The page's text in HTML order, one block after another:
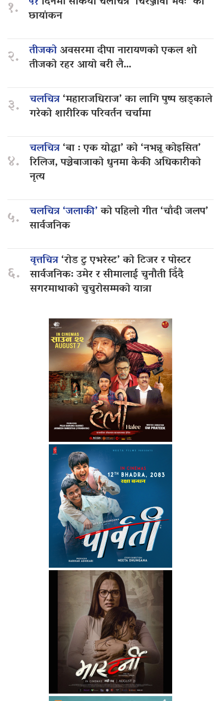
१. छायांकन
२. तीजकोअवसरमा दीपा नारायणको एकल शो
तीजको रहर आयो बरी लै…
३. चलचित्र‘महाराजधिराज’ का लागि पुष्प खड्काले
गरेको शारीरिक परिवर्तन चर्चामा
४.
चलचित्र‘बा : एक योद्धा’ को ‘नभन्नू कोइसित’
रिलिज, पञ्चेबाजाको धुनमा केकी अधिकारीको
नृत्य
५. चलचित्र ‘जलाकी’को पहिलो गीत ‘चाँदी जलप’
सार्वजनिक
६.
वृत्तचित्र‘रोड टु एभरेस्ट’ को टिजर र पोस्टर
सार्वजनिक: उमेर र सीमालाई चुनौती दिँदै
सगरमाथाको चुचुरोसम्मको यात्रा